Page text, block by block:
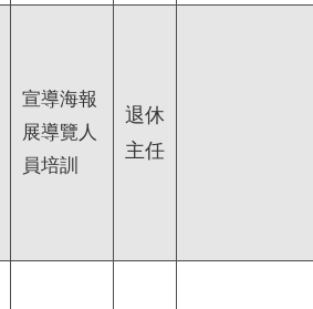
宣導海報
展導覽人
員培訓
退休
主任